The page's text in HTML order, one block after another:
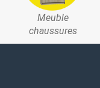
Meuble
chaussures